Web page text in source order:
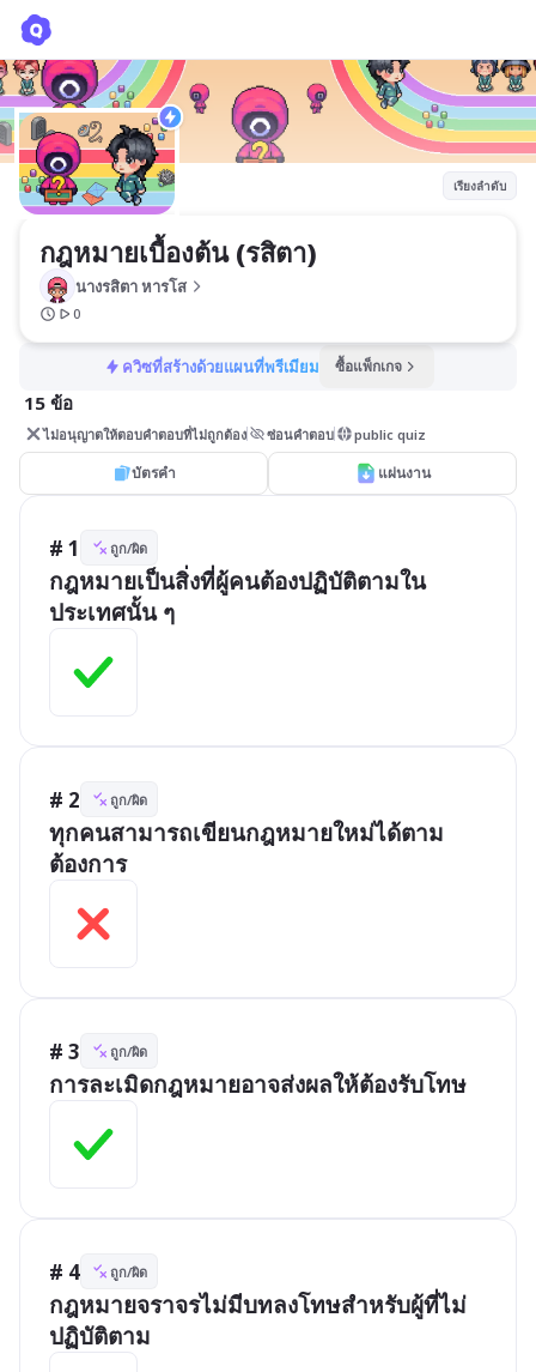
เรียงลำดับ
กฎหมายเบื้องต้น (รสิตา)
นางรสิตา หารโส
0
ควิซที่สร้างด้วยแผนที่พรีเมียม ซื้อแพ็กเกจ
15 ข้อ
ไม่อนุญาตให้ตอบคำตอบที่ไม่ถูกต้อง ซ่อนคำตอบ public quiz
บัตรคำ แผ่นงาน
# 1 ถูก/ผิด
กฎหมายเป็นสิ่งที่ผู้คนต้องปฏิบัติตามใน
ประเทศนั้น ๆ
# 2 ถูก/ผิด
ทุกคนสามารถเขียนกฎหมายใหม่ได้ตาม
ต้องการ
# 3 ถูก/ผิด
การละเมิดกฎหมายอาจส่งผลให้ต้องรับโทษ
# 4 ถูก/ผิด
กฎหมายจราจรไม่มีบทลงโทษสำหรับผู้ที่ไม่
ปฏิบัติตาม